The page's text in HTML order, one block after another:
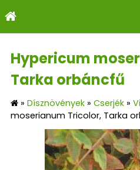
Hypericum
Tarka orbáncfű
» Dísznövények » Cserjék »
moserianum Tricolor, Tarka